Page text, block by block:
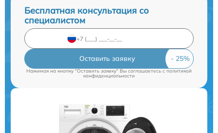
Бесплатная консультация со
специалистом
Оставить заявку
Нажимая на кнопку "Оставить заявку" Вы соглашаетесь c политикой
конфиденциальности